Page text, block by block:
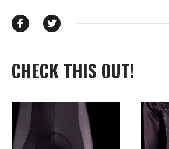
CHECK THIS OUT!